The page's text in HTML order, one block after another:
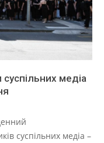
медіа
суспільних медіа –